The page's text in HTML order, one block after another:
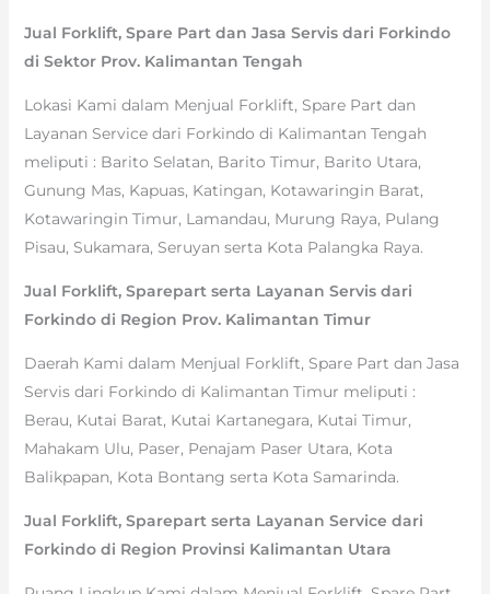
Jual Forklift, Spare Part dan Jasa Servis dari Forkindo
di Sektor Prov. Kalimantan Tengah
Lokasi Kami dalam Menjual Forklift, Spare Part dan
Layanan Service dari Forkindo di Kalimantan Tengah
meliputi : Barito Selatan, Barito Timur, Barito Utara,
Gunung Mas, Kapuas, Katingan, Kotawaringin Barat,
Kotawaringin Timur, Lamandau, Murung Raya, Pulang
Pisau, Sukamara, Seruyan serta Kota Palangka Raya.
Jual Forklift, Sparepart serta Layanan Servis dari
Forkindo di Region Prov. Kalimantan Timur
Daerah Kami dalam Menjual Forklift, Spare Part dan Jasa
Servis dari Forkindo di Kalimantan Timur meliputi :
Berau, Kutai Barat, Kutai Kartanegara, Kutai Timur,
Mahakam Ulu, Paser, Penajam Paser Utara, Kota
Balikpapan, Kota Bontang serta Kota Samarinda.
Jual Forklift, Sparepart serta Layanan Service dari
Forkindo di Region Provinsi Kalimantan Utara